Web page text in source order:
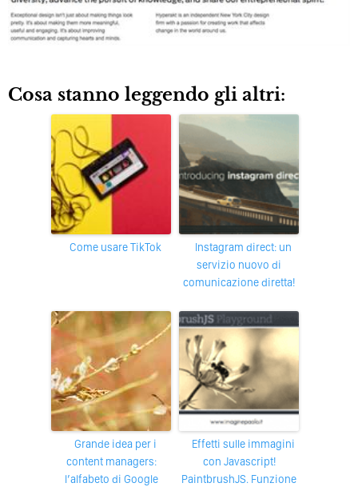
Cosa stanno leggendo gli altri:
Come usare TikTok
Instagram direct: un
servizio nuovo di
comunicazione diretta!
Grande idea per i
content managers:
l’alfabeto di Google
Effetti sulle immagini
con Javascript!
PaintbrushJS. Funzione